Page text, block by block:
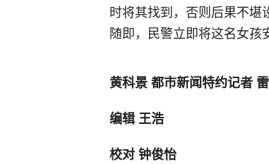
时将其找到，否则后果不堪
随即，民警立即将这名女孩
黄科景 都市新闻特约记者
编辑 王浩
校对 钟俊怡